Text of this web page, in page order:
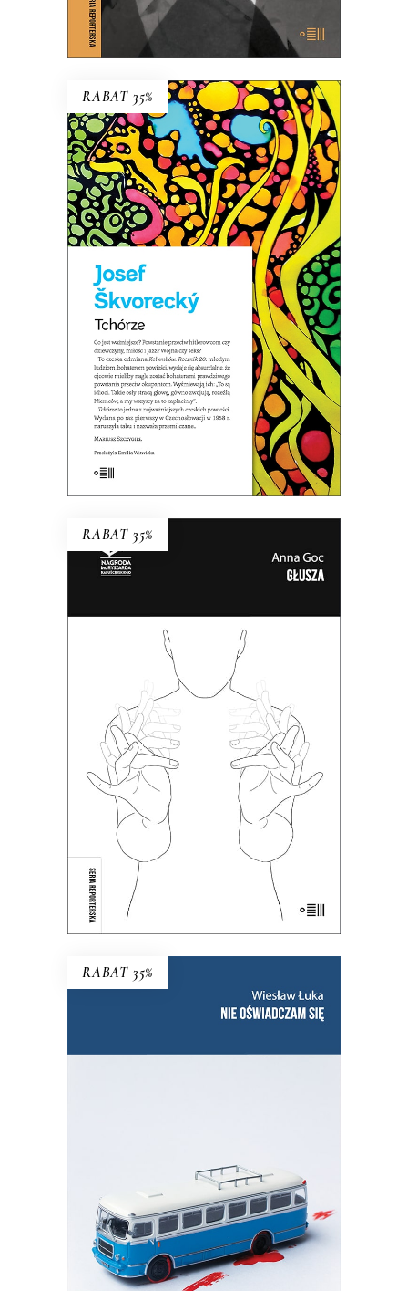
E-BOOK DO KOSZYKA
RABAT 35%
E-BOOK DO KOSZYKA
TCHÓRZE
NOWE WYDANIE KULTOWEJ
69.00zł 44.85zł
KSIĄŻKA DO KOSZYKA
RABAT 35%
GŁUSZA
Dotąd o głuchych wypowiadali się
głównie ci, którzy słyszą. Teraz głusi
chcą opowiedzieć o sobie sami.
59.00 38.35zł
KSIĄŻKA DO KOSZYKA
RABAT 35%
35.75
KSIĄŻKA DO KOSZYKA